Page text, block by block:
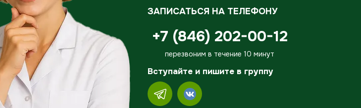
ЗАПИСАТЬСЯ НА ТЕЛЕФОНУ
+7 (846) 202-00-12
перезвоним в течение 10 минут
Вступайте и пишите в группу